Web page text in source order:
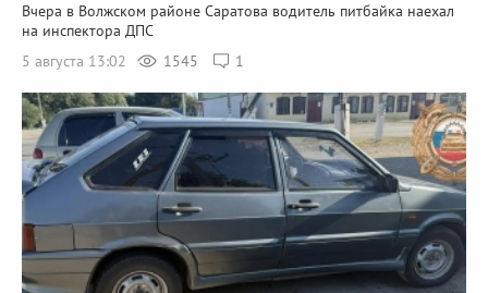
Вчера в Волжском районе Саратова водитель питбайка наехал
на инспектора ДПС
5 августа 13:02
1545 1